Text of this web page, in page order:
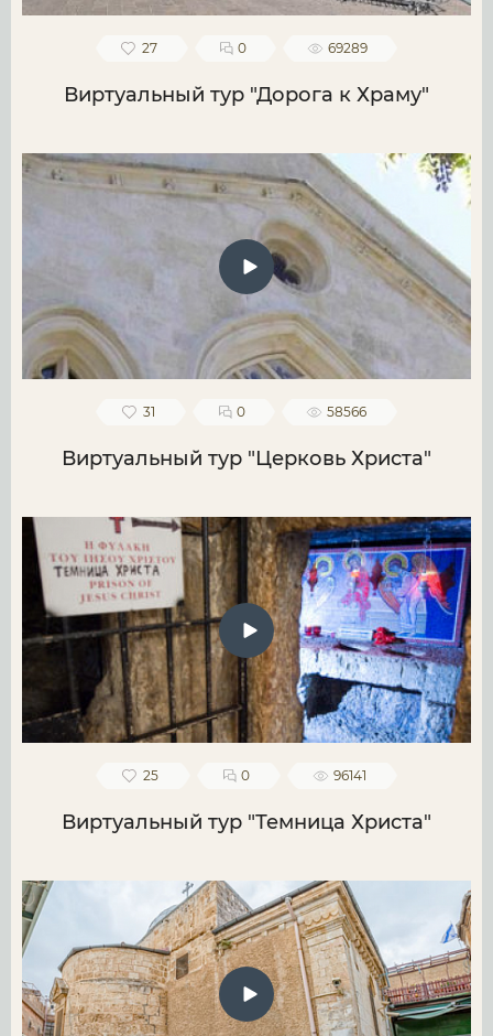
27 0 69289
Виртуальный тур "Дорога к Храму"
31 0 58566
Виртуальный тур "Церковь Христа"
25 0 96141
Виртуальный тур "Темница Христа"